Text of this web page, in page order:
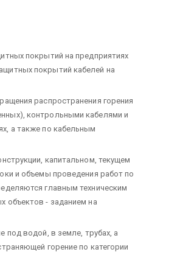
покрытий на предприятиях
покрытий кабелей на
распространения горения
контрольными кабелями и
а также по кабельным
капитальном, текущем
и объемы проведения работ по
главным техническим
объектов - заданием на
под водой, в земле, трубах, а
горение по категории